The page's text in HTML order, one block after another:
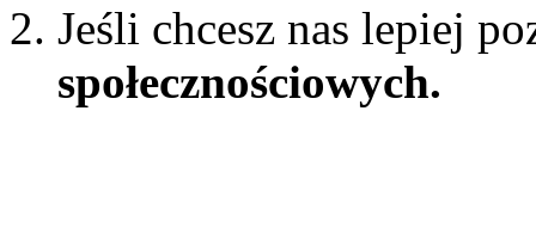
Jeśli chcesz nas lepiej
społecznościowych.